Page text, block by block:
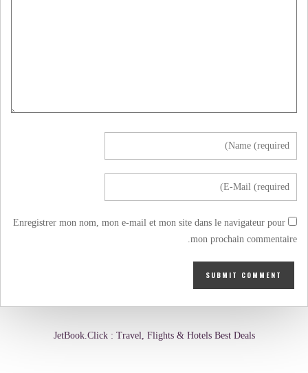
Enregistrer mon nom, mon e-mail et mon site dans le navigateur pour
mon prochain commentaire.
JetBook.Click : Travel, Flights & Hotels Best Deals